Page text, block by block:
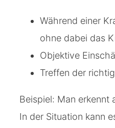
Während einer
ohne dabei das
Objektive
Treffen der
Beispiel: Man erkennt
In der Situation kann